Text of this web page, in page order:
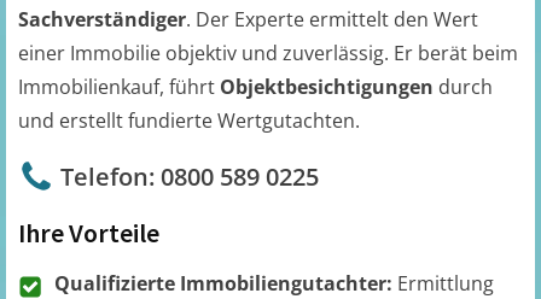
Sachverständiger. Der Experte ermittelt den Wert
einer Immobilie objektiv und zuverlässig. Er berät beim
Immobilienkauf, führt Objektbesichtigungen durch
und erstellt fundierte Wertgutachten.
Telefon: 0800 589 0225
Ihre Vorteile
Qualifizierte Immobiliengutachter: Ermittlung